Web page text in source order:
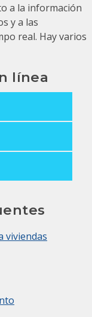
a la información
y a las
real. Hay varios
línea
viviendas